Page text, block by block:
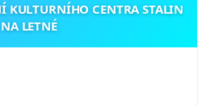
KULTURNÍHO CENTRA STALIN
NA LETNÉ